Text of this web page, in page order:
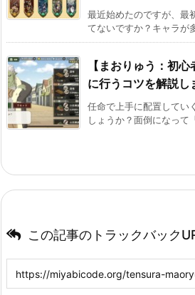
最近始めたのですが、最
てないですか？キャラが
【まおりゅう：初
に行うコツを解説し
任命で上手に配置してい
しょうか？面倒になって
この記事のトラックバック